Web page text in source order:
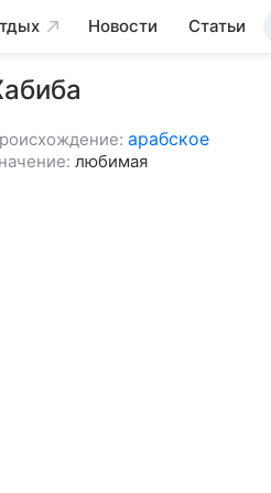
Новости Статьи
арабское
любимая